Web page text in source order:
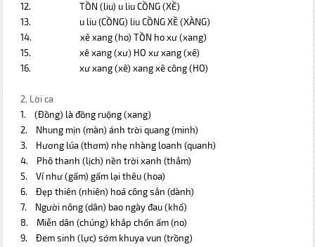
12.
TỒN (liu) u liu CỒNG (XỀ)
13.
u liu(CỒNG) liu CỒNG XỀ (XÀNG)
14.
xê xang(ho) TỒN ho xư (xang)
15.
xê xang(xư) HO xư xang (xê)
16.
xư xang(xê) xang xê công (HO)
2. Lời ca
1.
(Đồng) là đồng ruộng (xang)
2.
Nhung mịn (màn) ánh trời quang (minh)
3.
Hương lúa (thơm) nhẹ nhàng loanh (quanh)
4.
Phô thanh (lịch) nền trời xanh (thẳm)
5.
Ví như (gấm) gấm lại thêu (hoa)
6.
Đẹp thiên (nhiên) hoá công sẳn (dành)
7.
Người nông (dân) bao ngày đau (khổ)
8.
Miễn dân (chúng) khắp chốn ấm (no)
9.
Đem sinh (lực) sớm khuya vun (trồng)